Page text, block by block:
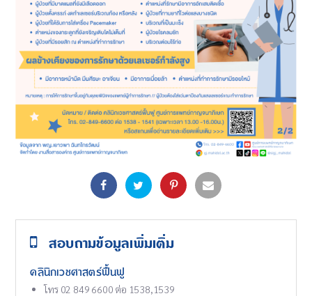
สอบถามข้อมูลเพิ่มเติ่ม
คลินิกเวชศาสตร์ฟื้นฟู
โทร 02 849 6600 ต่อ 1538,1539